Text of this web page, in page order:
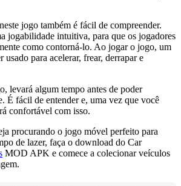
jogo também é fácil de compreender.
jogabilidade intuitiva, para que os jogadores
como contorná-lo. Ao jogar o jogo, um
usado para acelerar, frear, derrapar e
levará algum tempo antes de poder
É fácil de entender e, uma vez que você
confortável com isso.
procurando o jogo móvel perfeito para
de lazer, faça o download do Car
MOD APK e comece a colecionar veículos